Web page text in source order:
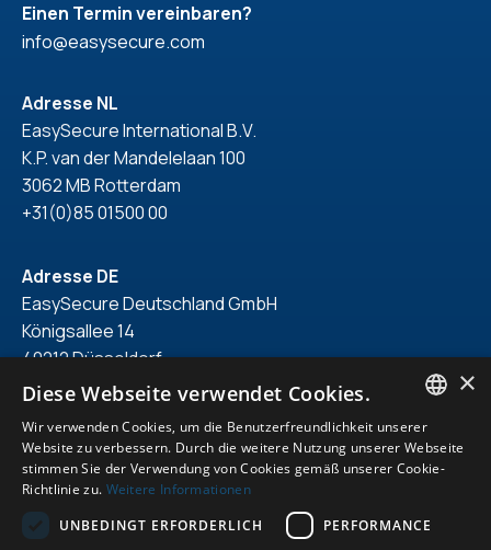
Einen Termin vereinbaren?
info@easysecure.com
Adresse NL
EasySecure International B.V.
K.P. van der Mandelelaan 100
3062 MB Rotterdam
+31(0)85 01500 00
Adresse DE
EasySecure Deutschland GmbH
Königsallee 14
40212 Düsseldorf
+49(0)211 418 71 150
Erklärung zum Datenschutz
ENGLISH
DUTCH
×
Diese Webseite verwendet Cookies.
Wir verwenden Cookies, um die Benutzerfreundlichkeit unserer
Website zu verbessern. Durch die weitere Nutzung unserer Webseite
stimmen Sie der Verwendung von Cookies gemäß unserer Cookie-
Richtlinie zu. Weitere Informationen
UNBEDINGT ERFORDERLICH
PERFORMANCE